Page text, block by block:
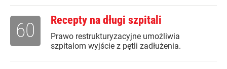
Recepty na długi szpitali
Prawo restrukturyzacyjne umożliwia
szpitalom wyjście z pętli zadłużenia.
60